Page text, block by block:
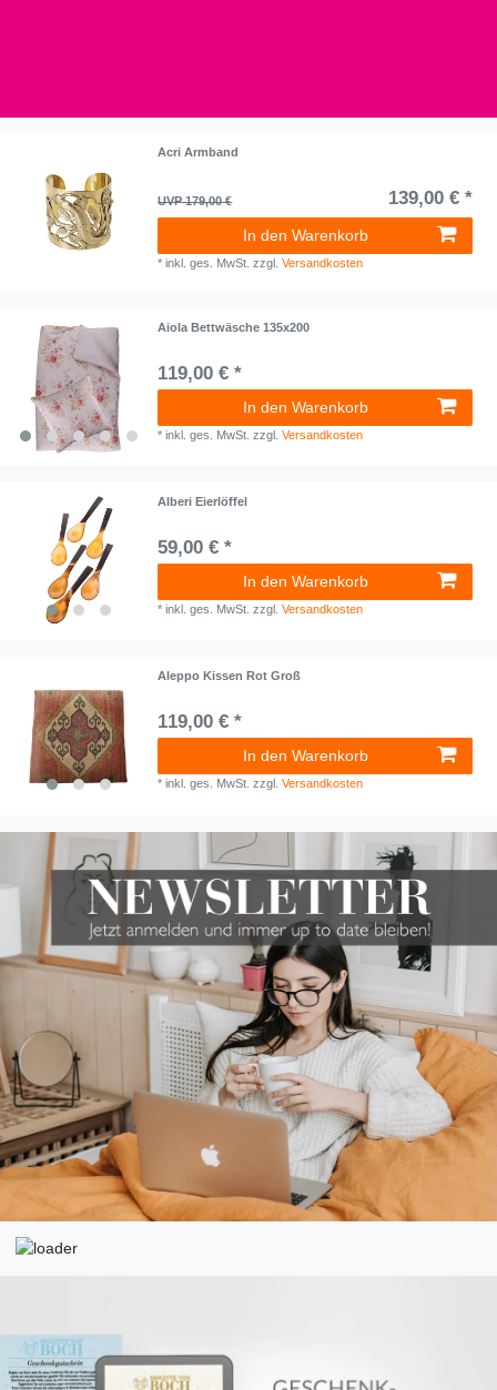
Acri Armband
UVP 179,00 € 139,00 € *
In den Warenkorb
*inkl. ges. MwSt. zzgl.Versandkosten
Aiola Bettwäsche 135x200
119,00 € *
In den Warenkorb
*inkl. ges. MwSt. zzgl.Versandkosten
Alberi Eierlöffel
59,00 € *
In den Warenkorb
*inkl. ges. MwSt. zzgl.Versandkosten
Aleppo Kissen Rot Groß
119,00 € *
In den Warenkorb
*inkl. ges. MwSt. zzgl.Versandkosten